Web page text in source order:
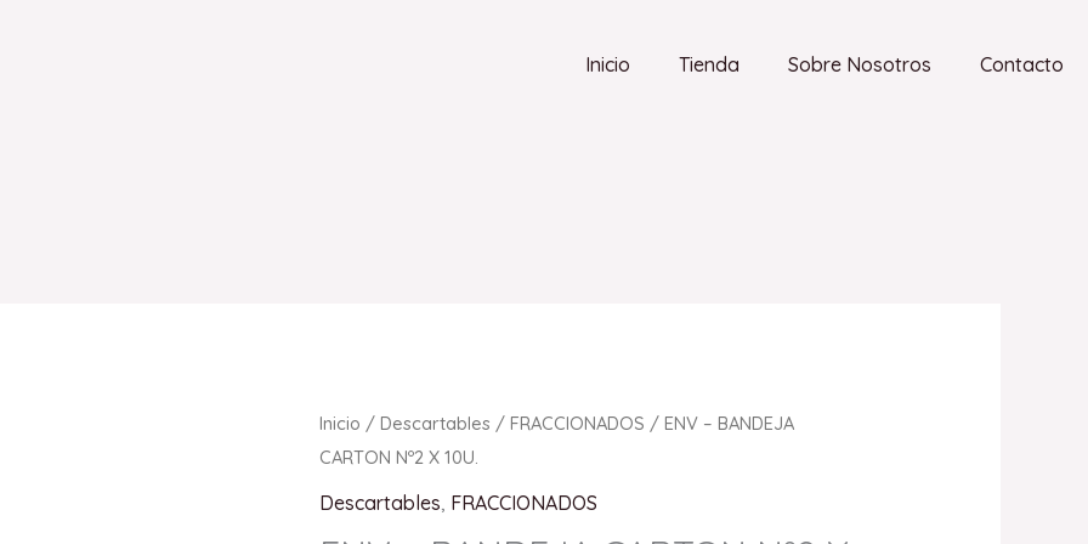
Inicio Tienda Sobre Nosotros Contacto
Inicio /Descartables /FRACCIONADOS / ENV – BANDEJA
CARTON Nº2 X 10U.
Descartables, FRACCIONADOS